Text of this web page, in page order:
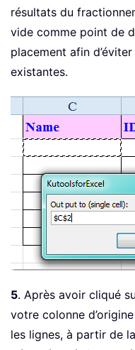
résultats du
vide comme point de
placement afin
existantes.
5. Après avoir cliqué
votre colonne
les lignes, à partir de